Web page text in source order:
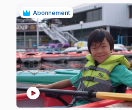
Abonnement
play_circle